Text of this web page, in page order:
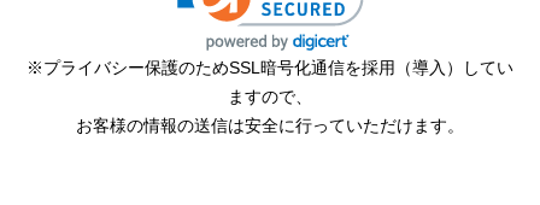
※プライバシー保護のためSSL暗号化通信を採用（導入）してい
ますので、
お客様の情報の送信は安全に行っていただけます。